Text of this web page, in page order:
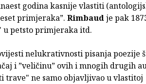
godina kasnije vlastiti
primjeraka”. Rimbaudje pak
u petsto primjeraka itd.
nelukrativnosti pisanja poezije
i ”veličinu” ovih i mnogih drugih
trave" ne samo objavljivao u vlastitoj